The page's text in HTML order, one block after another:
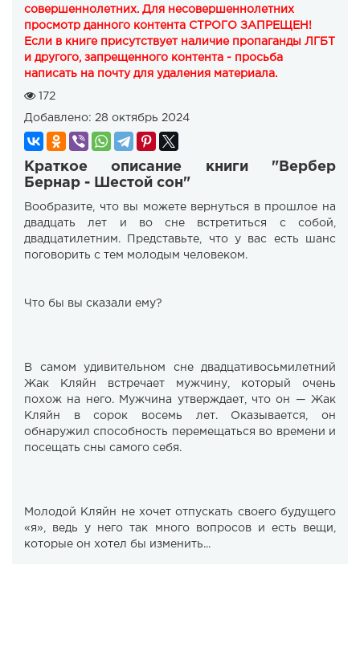
совершеннолетних. Для несовершеннолетних
просмотр данного контента СТРОГО ЗАПРЕЩЕН!
Если в книге присутствует наличие пропаганды ЛГБТ
и другого, запрещенного контента - просьба
написать на почту для удаления материала.
172
Добавлено: 28 октябрь 2024
Краткое описание книги "Вербер
Бернар - Шестой сон"
Вообразите, что вы можете вернуться в прошлое на
двадцать лет и во сне встретиться с собой,
двадцатилетним. Представьте, что у вас есть шанс
поговорить с тем молодым человеком.
Что бы вы сказали ему?
В самом удивительном сне двадцативосьмилетний
Жак Кляйн встречает мужчину, который очень
похож на него. Мужчина утверждает, что он — Жак
Кляйн в сорок восемь лет. Оказывается, он
обнаружил способность перемещаться во времени и
посещать сны самого себя.
Молодой Кляйн не хочет отпускать своего будущего
«я», ведь у него так много вопросов и есть вещи,
которые он хотел бы изменить...